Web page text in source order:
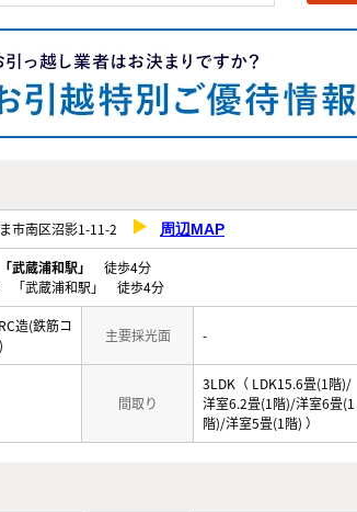
市南区沼影1-11-2 周辺MAP
「武蔵浦和駅」
徒歩4分
「武蔵浦和駅」 徒歩4分
造(鉄筋コ
主要採光面 -
間取り
3LDK（ LDK15.6畳(1階)/
洋室6.2畳(1階)/洋室6畳(1
階)/洋室5畳(1階) ）